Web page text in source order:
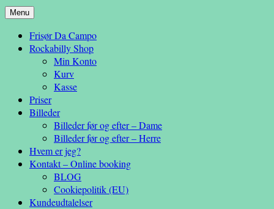
Da Campo
– en anderledes frisøroplevelse
Menu Hop
indhold
Frisør Da Campo
Rockabilly Shop
Min Konto
Kurv
Kasse
Priser
Billeder
Billeder før og efter – Dame
Billeder før og efter – Herre
Hvem er jeg?
Kontakt – Online booking
BLOG
Cookiepolitik (EU)
Kundeudtalelser